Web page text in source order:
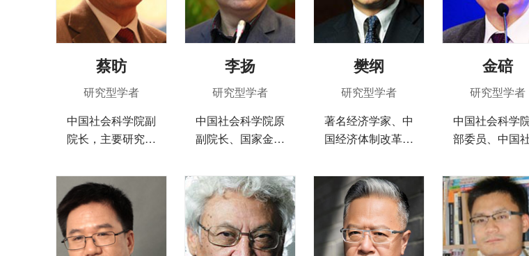
蔡昉
研究型学者
中国社会科学院副
院长，主要研究领
的理论与政策、劳
动经济学、人口经
济学、中国经济改
革、经济增长、收
入分配和贫困等领
李扬
研究型学者
中国社会科学院原
副院长、国家金融
长。研究领域：货
币、银行、金融市
场、财税
樊纲
研究型学者
著名经济学家、中
国经济体制改革研
发研究院院长
金碚
研究型学者
中国社会科学
部委员、中国
究所研究员、
经营报社社长
究领域：产业
学、企业理论
践